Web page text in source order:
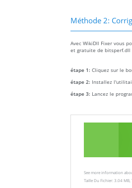
Méthode 2:
Avec WikiDll Fixer vous
et gratuite de bitsperf.dll
étape 1: Cliquez sur le
étape 2: Installez
étape 3: Lancez le
See more information
Taille Du Fichier: 3.04